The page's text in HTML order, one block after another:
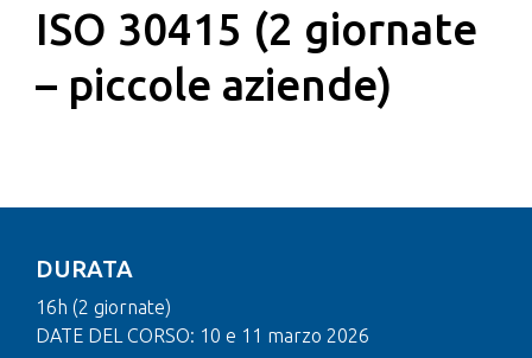
ISO 30415 (2 giornate
– piccole aziende)
DURATA
16h (2 giornate)
DATE DEL CORSO: 10 e 11 marzo 2026